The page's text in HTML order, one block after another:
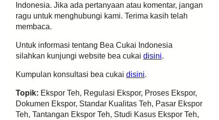
Indonesia. Jika ada pertanyaan atau komentar, jangan
ragu untuk menghubungi kami. Terima kasih telah
membaca.
Untuk informasi tentang Bea Cukai Indonesia
silahkan kunjungi website bea cukai disini.
Kumpulan konsultasi bea cukai disini.
Topik: Ekspor Teh, Regulasi Ekspor, Proses Ekspor,
Dokumen Ekspor, Standar Kualitas Teh, Pasar Ekspor
Teh, Tantangan Ekspor Teh, Studi Kasus Ekspor Teh,